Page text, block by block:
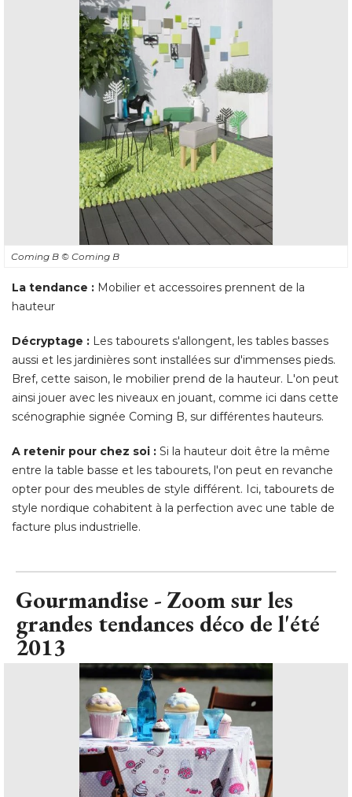
Coming B © Coming B
La tendance : Mobilier et accessoires prennent de la
hauteur
Décryptage : Les tabourets s'allongent, les tables basses
aussi et les jardinières sont installées sur d'immenses pieds.
Bref, cette saison, le mobilier prend de la hauteur. L'on peut
ainsi jouer avec les niveaux en jouant, comme ici dans cette
scénographie signée Coming B, sur différentes hauteurs.
A retenir pour chez soi : Si la hauteur doit être la même
entre la table basse et les tabourets, l'on peut en revanche
opter pour des meubles de style différent. Ici, tabourets de
style nordique cohabitent à la perfection avec une table de
facture plus industrielle.
Gourmandise - Zoom sur les
grandes tendances déco de l'été
2013